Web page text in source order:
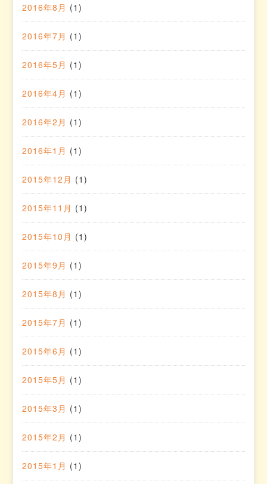
2016年8月 (1)
2016年7月 (1)
2016年5月 (1)
2016年4月 (1)
2016年2月 (1)
2016年1月 (1)
2015年12月 (1)
2015年11月 (1)
2015年10月 (1)
2015年9月 (1)
2015年8月 (1)
2015年7月 (1)
2015年6月 (1)
2015年5月 (1)
2015年3月 (1)
2015年2月 (1)
2015年1月 (1)